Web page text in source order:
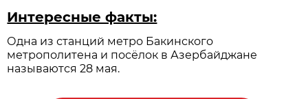
Интересные факты:
Одна из станций метро Бакинского
метрополитена и посёлок в Азербайджане
называются 28 мая.